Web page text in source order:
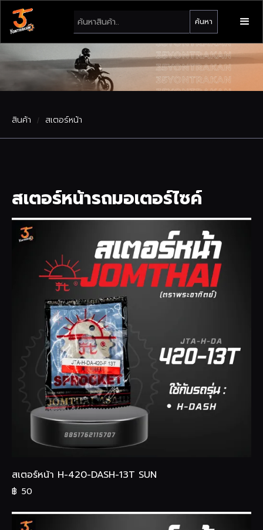
สินค้า / สเตอร์หน้า
สเตอร์หน้ารถมอเตอร์ไซค์
สเตอร์หน้า H-420-DASH-13T SUN
฿ 50